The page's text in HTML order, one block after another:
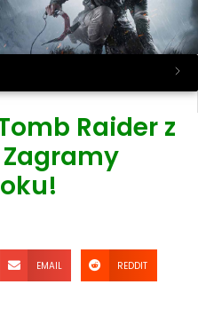
Raider z
EMAIL REDDIT